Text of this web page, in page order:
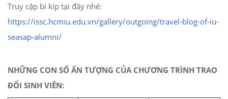
Truy cập bí kíp tại đây nhé:
https://issc.hcmiu.edu.vn/gallery/outgoing/travel-blog-of-iu-
seasap-alumni/
NHỮNG CON SỐ ẤN TƯỢNG CỦA CHƯƠNG TRÌNH TRAO
ĐỔI SINH VIÊN: